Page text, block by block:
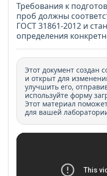
Требования к
проб должны
ГОСТ 31861-2012 и
определения
Этот документ создан
и открыт для
улучшить его,
используйте форму
Этот материал
для вашей